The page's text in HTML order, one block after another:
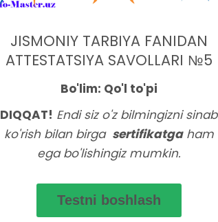
JISMONIY TARBIYA FANIDAN
ATTESTATSIYA SAVOLLARI №5
Bo'lim: Qo'l to'pi
DIQQAT! Endi siz o'z bilmingizni sinab
ko'rish bilan birga sertifikatgaham
ega bo'lishingiz mumkin.